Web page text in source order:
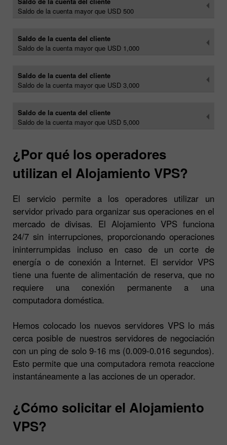
Saldo de la cuenta mayor que USD 500
Saldo de la cuenta del cliente
Saldo de la cuenta mayor que USD 1,000
Saldo de la cuenta del cliente
Saldo de la cuenta mayor que USD 3,000
Saldo de la cuenta del cliente
Saldo de la cuenta mayor que USD 5,000
¿Por qué los operadores
utilizan el Alojamiento VPS?
El servicio permite a los operadores utilizar un
servidor privado para organizar sus operaciones en el
mercado de divisas. El Alojamiento VPS funciona
24/7 sin interrupciones, proporcionando operaciones
ininterrumpidas incluso en caso de un corte de
energía o de conexión a Internet. El servidor VPS
tiene una fuente de alimentación de reserva, que no
requiere una conexión permanente a una
computadora doméstica.
Hemos colocado los nuevos servidores VPS lo más
cerca posible de nuestros servidores de negociación
con un ping de solo 9-16 ms (0.009-0.016 segundos).
Esto permite que una computadora remota reaccione
instantáneamente a las acciones de un operador.
¿Cómo solicitar el Alojamiento
VPS?